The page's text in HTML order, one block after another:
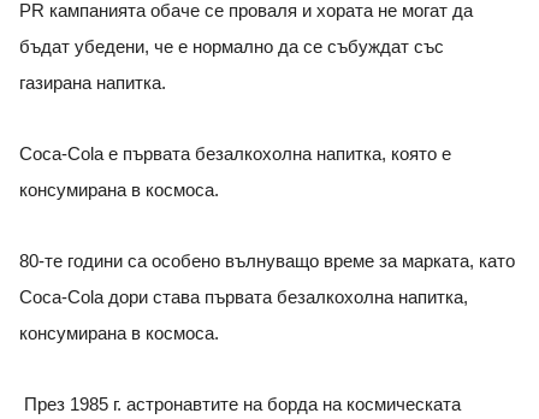
PR кампанията обаче се проваля и хората не могат да
бъдат убедени, че е нормално да се събуждат със
газирана напитка.
Coca-Cola е първата безалкохолна напитка, която е
консумирана в космоса.
80-те години са особено вълнуващо време за марката, като
Coca-Cola дори става първата безалкохолна напитка,
консумирана в космоса.
През 1985 г. астронавтите на борда на космическата